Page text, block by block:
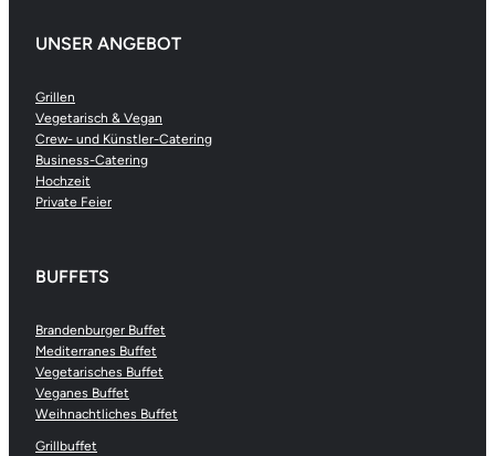
UNSER ANGEBOT
Grillen
Vegetarisch & Vegan
Crew- und Künstler-Catering
Business-Catering
Hochzeit
Private Feier
BUFFETS
Brandenburger Buffet
Mediterranes Buffet
Vegetarisches Buffet
Veganes Buffet
Weihnachtliches Buffet
Grillbuffet